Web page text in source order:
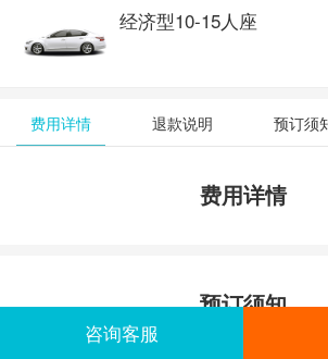
经济型10-15人座
费用详情 退款说明 预订须
费用详情
预订须知
咨询客服